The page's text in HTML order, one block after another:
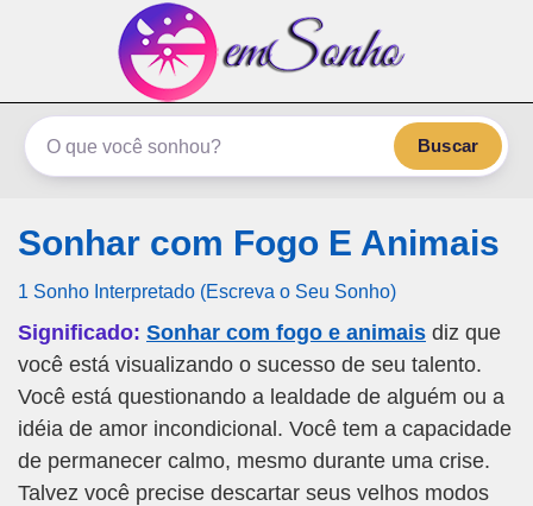
emSonho.com
Os sonhos significam mais
Buscar
Sonhar com Fogo E Animais
1 Sonho Interpretado (Escreva o Seu Sonho)
Significado: Sonhar com fogo e animais diz que
você está visualizando o sucesso de seu talento.
Você está questionando a lealdade de alguém ou a
idéia de amor incondicional. Você tem a capacidade
de permanecer calmo, mesmo durante uma crise.
Talvez você precise descartar seus velhos modos